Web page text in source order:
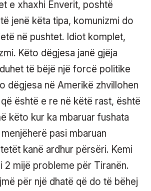
e xhaxhi Enverit, poshtë
të jenë këta tipa, komunizmi do
në pushtet. Idiot komplet,
Këto dëgjesa janë gjëja
të bëjë një forcë politike
dëgjesa në Amerikë zhvillohen
është e re në këtë rast, është
këto kur ka mbaruar fushata
pasi mbaruan
kanë ardhur përsëri. Kemi
2 mijë probleme për Tiranën.
për një dhatë që do të bëhej